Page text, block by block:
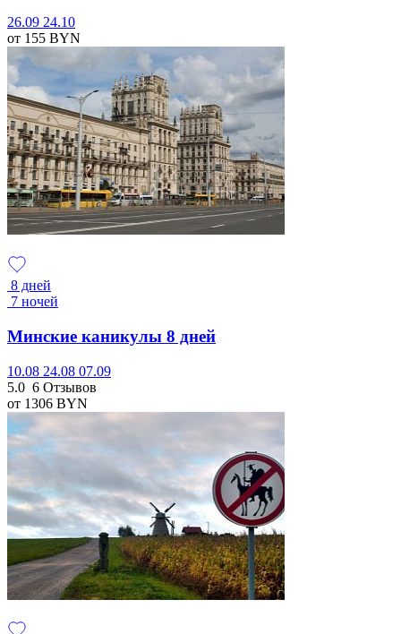
26.09 24.10
от 155 BYN
8 дней
7 ночей
Минские каникулы 8 дней
10.08 24.08 07.09
5.0 6 Отзывов
от 1306 BYN